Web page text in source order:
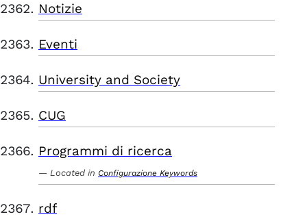
Notizie
Eventi
University and Society
CUG
Programmi di ricerca
Located in Configurazione Keywords
rdf